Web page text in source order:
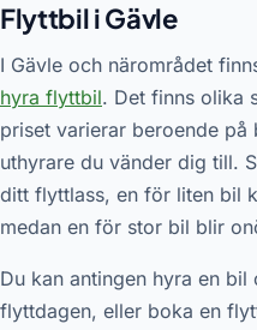
Flyttbil i Gävle
I Gävle och närområdet
hyra flyttbil. Det finns olika
priset varierar beroende
uthyrare du vänder dig till.
ditt flyttlass, en för liten bil
medan en för stor bil blir
Du kan antingen hyra en
flyttdagen, eller boka en